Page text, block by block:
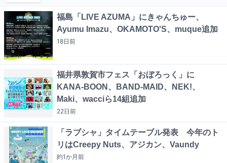
福島「LIVE AZUMA」にきゃんちゅー、
Ayumu Imazu、OKAMOTO'S、muque追加
18日前
福井県敦賀市フェス「おぼろっく」に
KANA-BOON、BAND-MAID、NEK!、
Maki、wacciら14組追加
22日前
「ラブシャ」タイムテーブル発表 今年のト
リはCreepy Nuts、アジカン、Vaundy
約1か月前